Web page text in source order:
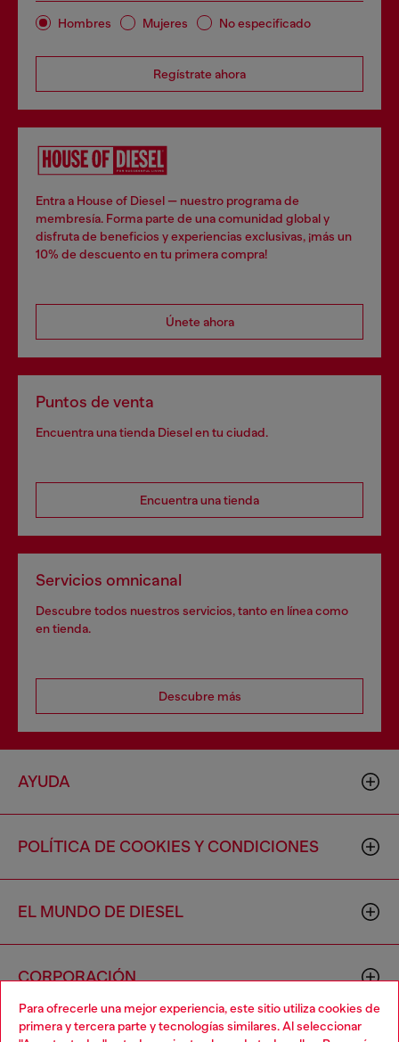
Para ofrecerle una mejor experiencia, este sitio utiliza cookies de
primera y tercera parte y tecnologías similares. Al seleccionar
Hombres Mujeres No especificado
Regístrate ahora
Entra a House of Diesel — nuestro programa de
membresía. Forma parte de una comunidad global y
disfruta de beneficios y experiencias exclusivas, ¡más un
10% de descuento en tu primera compra!
Únete ahora
Puntos de venta
Encuentra una tienda Diesel en tu ciudad.
Encuentra una tienda
Servicios omnicanal
Descubre todos nuestros servicios, tanto en línea como
en tienda.
Descubre más
AYUDA
POLÍTICA DE COOKIES Y CONDICIONES
EL MUNDO DE DIESEL
CORPORACIÓN